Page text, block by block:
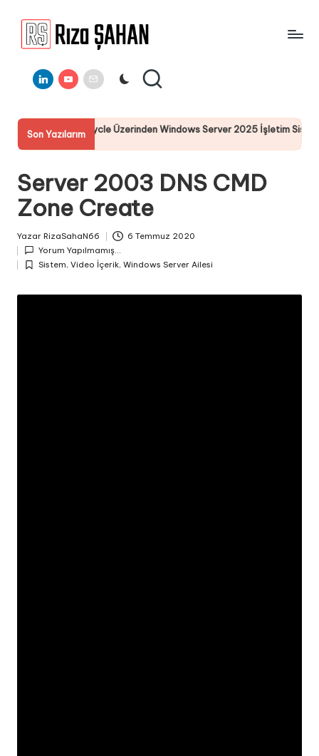
a
Ş
A
H
A
N
Bilgi
Paylaşım
LinkedinYoutube
E-
Mail
Son Yazılarım
DRAC LifeCycle Üzerinden Windows Server 2025 İşletim Sistemi
2025
Server 2003 DNS CMD
Zone Create
by
Yazar RizaSahaN66
6 Temmuz 2020
Yorum Yapılmamış...
Posted
Sistem, Video İçerik, Windows Server Ailesi